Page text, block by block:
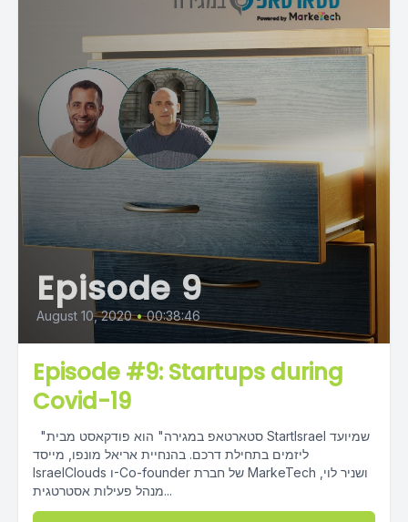
Episode 9
August 10, 2020 • 00:38:46
Episode #9: Startups during
Covid-19
"סטארטאפ במגירה" הוא פודקאסט מבית StartIsrael שמיועד
ליזמים בתחילת דרכם. בהנחיית אריאל מונפו, מייסד
IsraelClouds ו-Co-founder של חברת MarkeTech ושניר לוי,
מנהל פעילות אסטרטגית...